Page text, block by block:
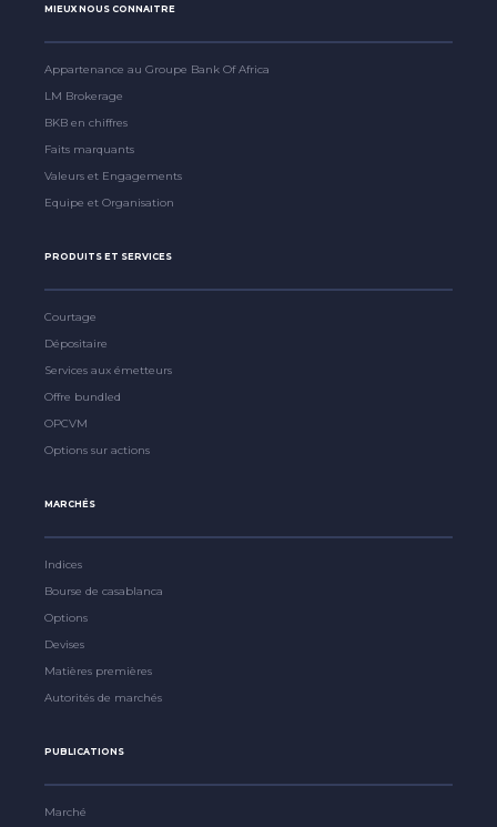
MIEUX NOUS CONNAITRE
Appartenance au Groupe Bank Of Africa
LM Brokerage
BKB en chiffres
Faits marquants
Valeurs et Engagements
Equipe et Organisation
PRODUITS ET SERVICES
Courtage
Dépositaire
Services aux émetteurs
Offre bundled
OPCVM
Options sur actions
MARCHÉS
Indices
Bourse de casablanca
Options
Devises
Matières premières
Autorités de marchés
PUBLICATIONS
Marché